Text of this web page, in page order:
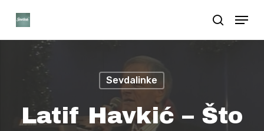
search
Menu
Sevdalinke
Latif Havkić – Što
Close